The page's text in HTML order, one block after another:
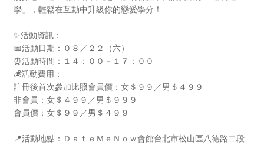
學」，輕鬆在互動中升級你的戀愛學分！
✨活動資訊：
📅活動日期：０８／２２（六）
⏰活動時間：１４：００－１７：００
💰活動費用：
註冊後首次參加比照會員價：女＄９９／男＄４９９
非會員：女＄４９９／男＄９９９
會員價：女＄９９／男＄４９９
📍活動地點：ＤａｔｅＭｅＮｏｗ會館台北市松山區八德路二段